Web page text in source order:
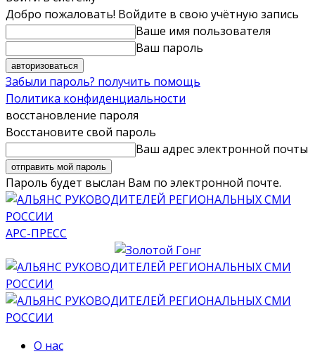
Добро пожаловать! Войдите в свою учётную запись
Ваше имя пользователя
Ваш пароль
Забыли пароль? получить помощь
Политика конфиденциальности
восстановление пароля
Восстановите свой пароль
Ваш адрес электронной почты
Пароль будет выслан Вам по электронной почте.
АРС-ПРЕСС
О нас